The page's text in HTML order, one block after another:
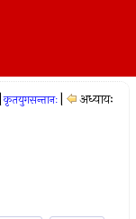
कृतयुगसन्तानः
अध्यायः